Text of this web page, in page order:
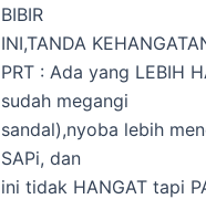
BIBIR
INI,TANDA
PRT : Ada yang LEBIH
sudah megangi
sandal),nyoba lebih
SAPi, dan
ini tidak HANGAT tapi